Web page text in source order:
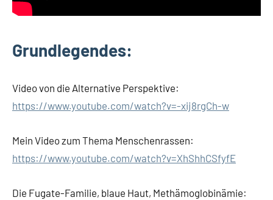
Grundlegendes:
Video von die Alternative Perspektive:
https://www.youtube.com/watch?v=-xij8rgCh-w
Mein Video zum Thema Menschenrassen:
https://www.youtube.com/watch?v=XhShhCSfyfE
Die Fugate-Familie, blaue Haut, Methämoglobinämie: